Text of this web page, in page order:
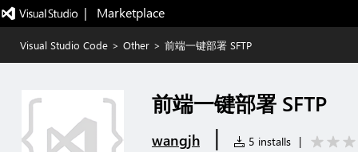
|   Marketplace
Visual Studio Code > Other > 前端一键部署 SFTP
前端一键部署 SFTP
wangjh | 5 installs |